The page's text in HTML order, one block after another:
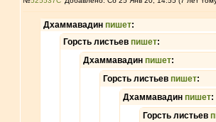
Дхаммавадин пишет:
Горсть листьев пишет:
Дхаммавадин пишет:
Горсть листьев пишет:
Дхаммавадин пишет:
Горсть листьев